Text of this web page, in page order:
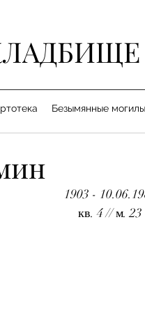
Безымянные могилы
1903 -
кв. 4 // м. 23